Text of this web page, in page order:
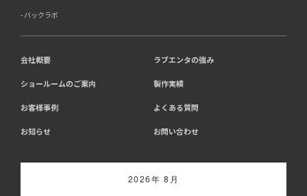
バックラボ
会社概要 ラブエンタの強み
ショールームのご案内 製作実績
お客様事例 よくある質問
お知らせ お問い合わせ
2026年 8月